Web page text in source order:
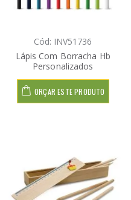
Cód: INV51736
Lápis Com Borracha Hb
Personalizados
ORÇAR ESTE PRODUTO